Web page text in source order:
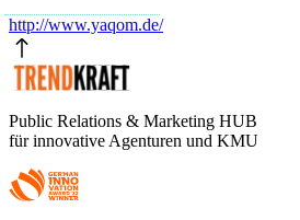
http://www.yaqom.de/
Public Relations & Marketing HUB
für innovative Agenturen und KMU